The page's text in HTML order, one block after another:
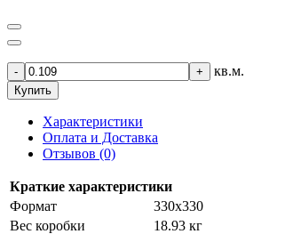
- + кв.м.
Купить
Характеристики
Оплата и Доставка
Отзывов (0)
Краткие характеристики
Формат
330х330
Вес коробки
18.93 кг